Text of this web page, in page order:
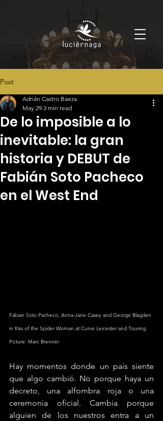
Post
De lo imposible a lo
inevitable: la gran
historia y DEBUT de
Fabián Soto Pacheco
en el West End
Adrián Castro Baeza
May 29 3 min read
Fabian Soto Pacheco, Anna-Jane Casey and George Blagden
in Kiss of the Spider Woman at Curve Leicester and Touring.
Picture: Marc Brenner
Hay momentos donde un país siente
que algo cambió. No porque haya un
decreto, una alfombra roja o una
ceremonia oficial. Cambia porque
alguien de los nuestros entra a un